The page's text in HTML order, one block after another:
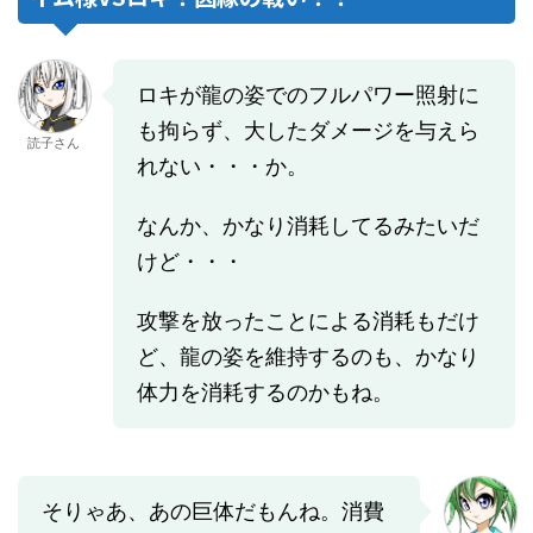
読子さん
ロキが龍の姿でのフルパワー照射に
も拘らず、大したダメージを与えら
れない・・・か。
なんか、かなり消耗してるみたいだ
けど・・・
攻撃を放ったことによる消耗もだけ
ど、龍の姿を維持するのも、かなり
体力を消耗するのかもね。
そりゃあ、あの巨体だもんね。消費